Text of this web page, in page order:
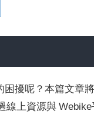
擾呢？本篇文章
線上資源與